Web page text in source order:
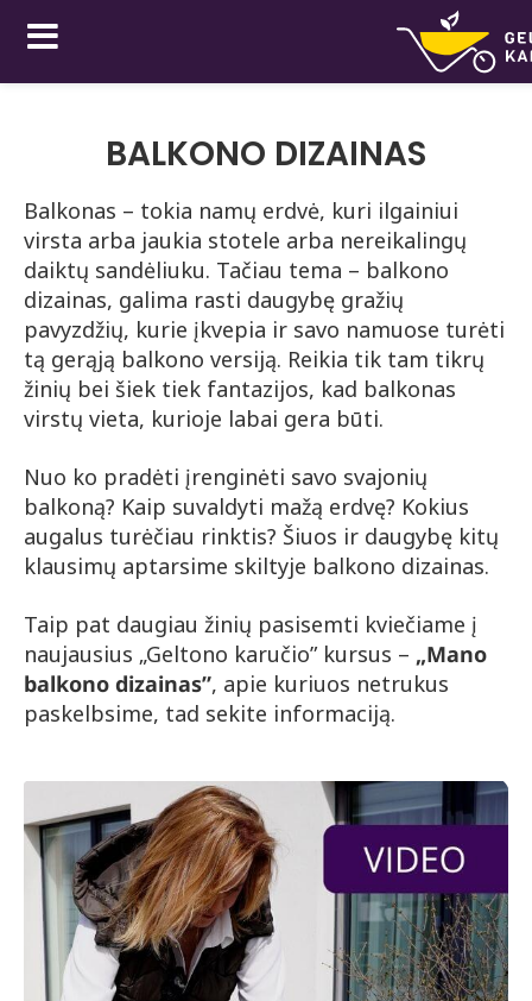
BALKONO DIZAINAS
Balkonas – tokia namų erdvė, kuri ilgainiui
virsta arba jaukia stotele arba nereikalingų
daiktų sandėliuku. Tačiau tema – balkono
dizainas, galima rasti daugybę gražių
pavyzdžių, kurie įkvepia ir savo namuose turėti
tą gerąją balkono versiją. Reikia tik tam tikrų
žinių bei šiek tiek fantazijos, kad balkonas
virstų vieta, kurioje labai gera būti.
Nuo ko pradėti įrenginėti savo svajonių
balkoną? Kaip suvaldyti mažą erdvę? Kokius
augalus turėčiau rinktis? Šiuos ir daugybę kitų
klausimų aptarsime skiltyje balkono dizainas.
Taip pat daugiau žinių pasisemti kviečiame į
naujausius „Geltono karučio” kursus – „Mano
balkono dizainas”, apie kuriuos netrukus
paskelbsime, tad sekite informaciją.